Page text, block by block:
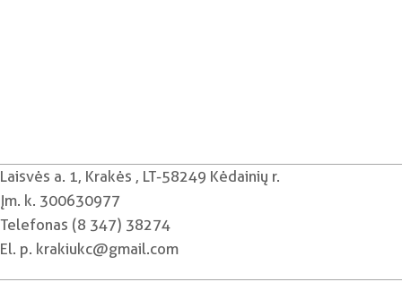
Laisvės a. 1, Krakės , LT-58249 Kėdainių r.
Įm. k. 300630977
Telefonas (8 347) 38274
El. p. krakiukc@gmail.com